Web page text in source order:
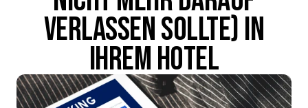
verlassen sollte) in
Ihrem Hotel